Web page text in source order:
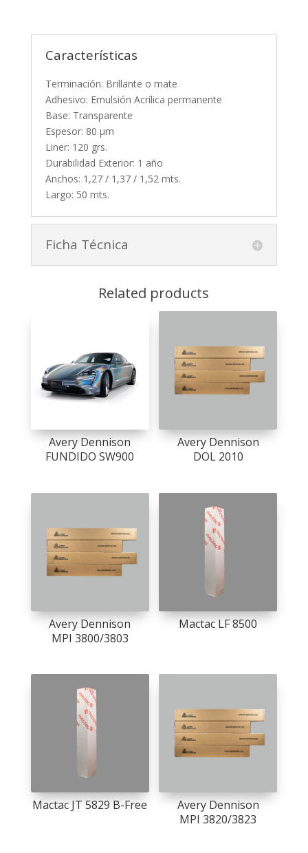
Características
Terminación: Brillante o mate
Adhesivo: Emulsión Acrílica permanente
Base: Transparente
Espesor: 80 µm
Liner: 120 grs.
Durabilidad Exterior: 1 año
Anchos: 1,27 / 1,37 / 1,52 mts.
Largo: 50 mts.
Ficha Técnica
Related products
Avery Dennison
FUNDIDO SW900
Avery Dennison
DOL 2010
Avery Dennison
MPI 3800/3803
Mactac LF 8500
Mactac JT 5829 B-Free
Avery Dennison
MPI 3820/3823